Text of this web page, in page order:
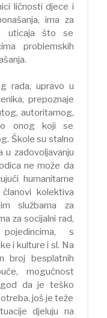
ličnosti djece i
ima za
uticaja što se
problemskih
rada, upravo u
prepoznaje
autoritarnog,
onog koji se
Škole su stalno
u zadovoljavanju
ne može da
humanitarne
kolektiva
službama za
za socijalni rad,
s
i kulture i sl. Na
broj besplatnih
mogućnost
god da je teško
još je teže
djeluju na